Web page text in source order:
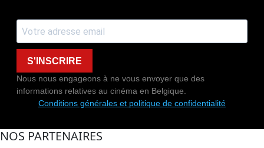
S'INSCRIRE
Nous nous engageons à ne vous envoyer que des
informations relatives au cinéma en Belgique.
Conditions générales et politique de confidentialité
NOS PARTENAIRES